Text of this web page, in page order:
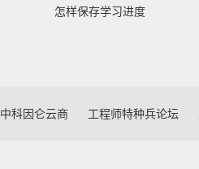
怎样保存学习进度
中科因仑云商 工程师特种兵论坛